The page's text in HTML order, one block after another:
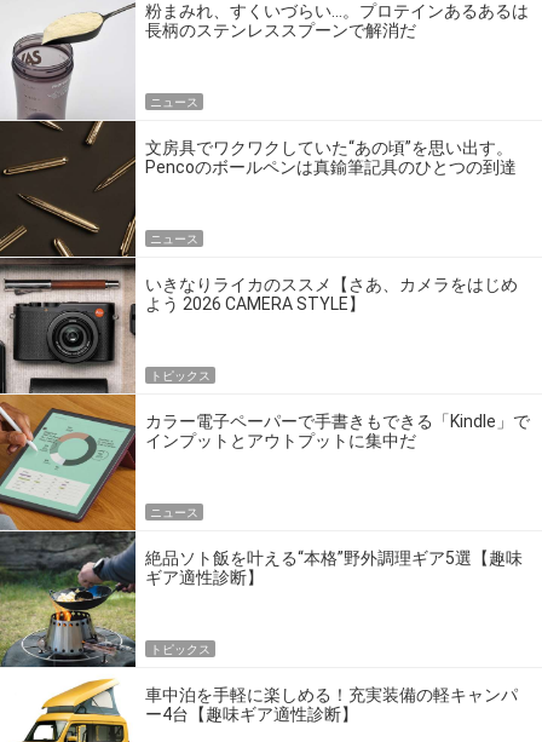
粉まみれ、すくいづらい…。プロテインあるあるは
長柄のステンレススプーンで解消だ
ニュース
文房具でワクワクしていた“あの頃”を思い出す。
Pencoのボールペンは真鍮筆記具のひとつの到達
ニュース
いきなりライカのススメ【さあ、カメラをはじめ
よう 2026 CAMERA STYLE】
トピックス
カラー電子ペーパーで手書きもできる「Kindle」で
インプットとアウトプットに集中だ
ニュース
絶品ソト飯を叶える“本格”野外調理ギア5選【趣味
ギア適性診断】
トピックス
車中泊を手軽に楽しめる！充実装備の軽キャンパ
ー4台【趣味ギア適性診断】